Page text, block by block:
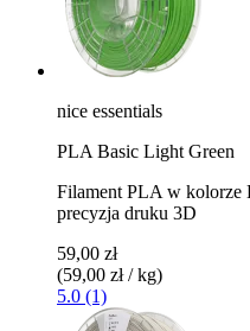
nice essentials
PLA Basic Light Green
Filament PLA w kolorze
precyzja druku 3D
59,00 zł
(59,00 zł / kg)
5.0 (1)